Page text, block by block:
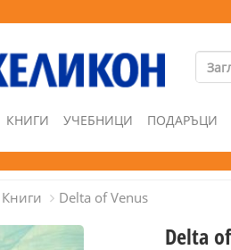
КНИГИ УЧЕБНИЦИ ПОДАРЪЦИ
Книги Delta of Venus
Delta